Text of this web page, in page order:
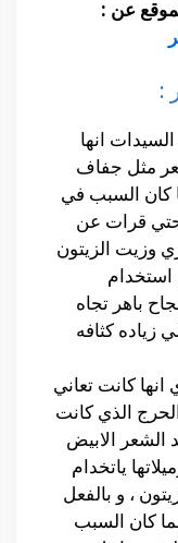
عن :
:
انها
مثل جفاف
السبب في
حتي قرات عن
وزيت الزيتون
استخدام
باهر تجاه
زياده كثافه
كانت تعاني
الذي كانت
الشعر الابيض
ياتخدام
، و بالفعل
كان السبب